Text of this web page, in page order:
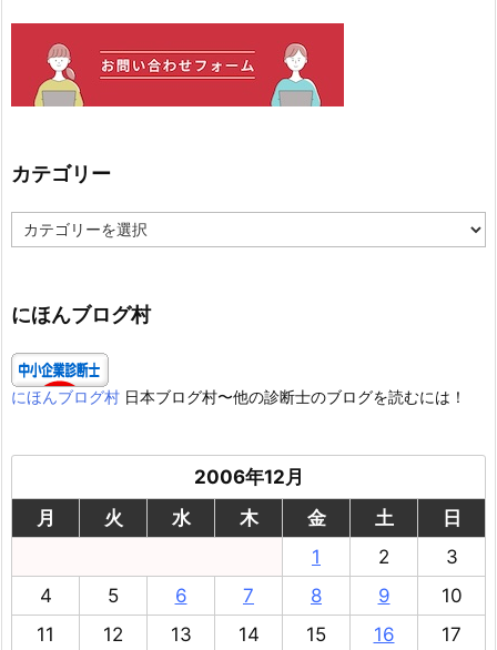
カテゴリー
テ
ー
にほんブログ村
にほんブログ村 日本ブログ村〜他の診断士のブログを読むには！
2006年12月
月
火 水 木 金 土
日
1
2
3
4
5 6 7 8 9
10
11
12 13 14 15 16
17